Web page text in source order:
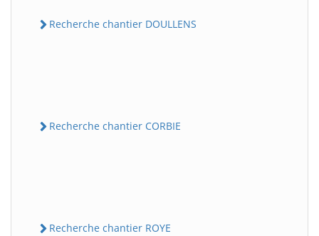
Recherche chantier DOULLENS
Recherche chantier CORBIE
Recherche chantier ROYE